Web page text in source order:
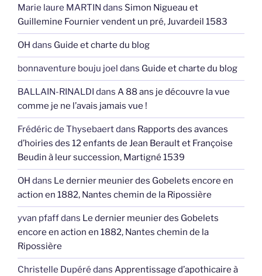
Marie laure MARTIN dans Simon Nigueau et
Guillemine Fournier vendent un pré, Juvardeil 1583
OH dans Guide et charte du blog
bonnaventure bouju joel dans Guide et charte du blog
BALLAIN-RINALDI dans A 88 ans je découvre la vue
comme je ne l’avais jamais vue !
Frédéric de Thysebaertdans Rapports des avances
d’hoiries des 12 enfants de Jean Berault et Françoise
Beudin à leur succession, Martigné 1539
OH dans Le dernier meunier des Gobelets encore en
action en 1882, Nantes chemin de la Ripossière
yvan pfaffdans Le dernier meunier des Gobelets
encore en action en 1882, Nantes chemin de la
Ripossière
Christelle Dupéré dans Apprentissage d’apothicaire à